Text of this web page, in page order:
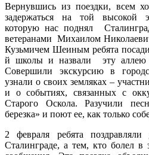
Вернувшись из поездки, всем
задержаться на той высокой
которую нас поднял
ветеранами Михаилом
Кузьмичем Шеиным ребята
й школы и назвали эту аллею
Совершили экскурсию в
узнали о своих земляках –
и о событиях, связанных с
Старого Оскола. Разучили
березка» и поют ее, как только
2 февраля ребята
Сталинграде, а тем, кто болел в